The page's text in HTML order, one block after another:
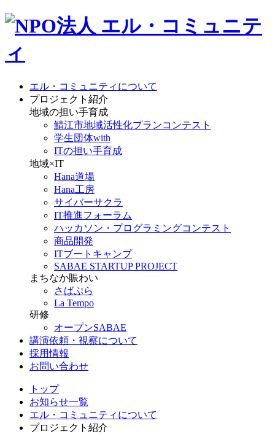
エル・コミュニティについて
プロジェクト紹介
地域の担い手育成
鯖江市地域活性化プランコンテスト
学生団体with
ITの担い手育成
地域×IT
Hana道場
Hana工房
サイバーサクラ
IT推進フォーラム
ハッカソン・プログラミングコンテスト
商品開発
ITブートキャンプ
SABAE STARTUP PROJECT
まちなか賑わい
さばぷら
La Tempo
研修
オープンSABAE
講演依頼・視察について
採用情報
お問い合わせ
トップ
お知らせ一覧
エル・コミュニティについて
プロジェクト紹介